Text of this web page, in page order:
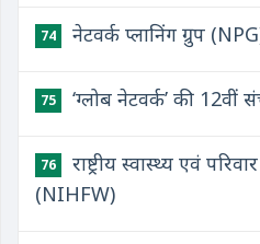
74 नेटवर्क प्लानिंग ग्रुप
75 ‘ग्लोब नेटवर्क’ की
76
राष्ट्रीय स्वास्थ्य एवं
(NIHFW)